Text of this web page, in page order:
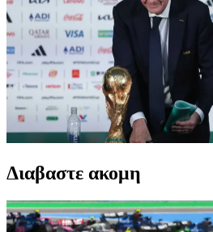
Διαβαστε ακομη